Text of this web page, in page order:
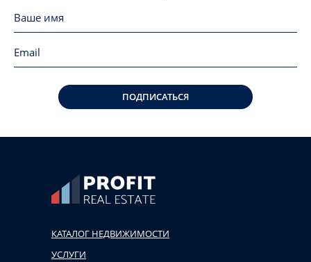
ПОДПИСАТЬСЯ
КАТАЛОГ НЕДВИЖИМОСТИ
УСЛУГИ